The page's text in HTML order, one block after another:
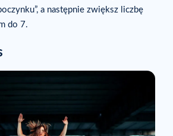
a następnie zwiększ liczbę
do 7.